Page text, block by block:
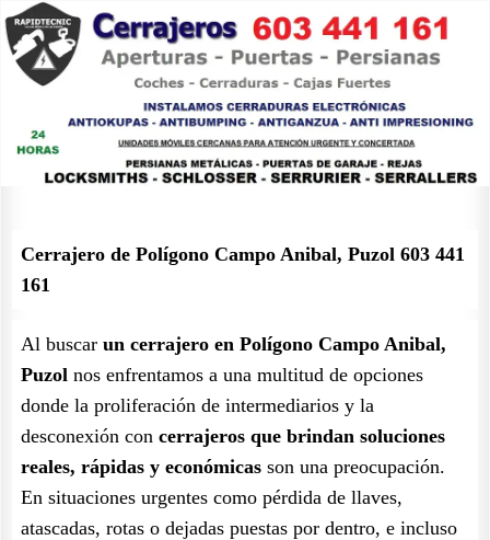
Cerrajero de Polígono Campo Anibal, Puzol 603 441
161
Al buscar un cerrajero en Polígono Campo Anibal,
Puzol nos enfrentamos a una multitud de opciones
donde la proliferación de intermediarios y la
desconexión con cerrajeros que brindan soluciones
reales, rápidas y económicas son una preocupación.
En situaciones urgentes como pérdida de llaves,
atascadas, rotas o dejadas puestas por dentro, e incluso